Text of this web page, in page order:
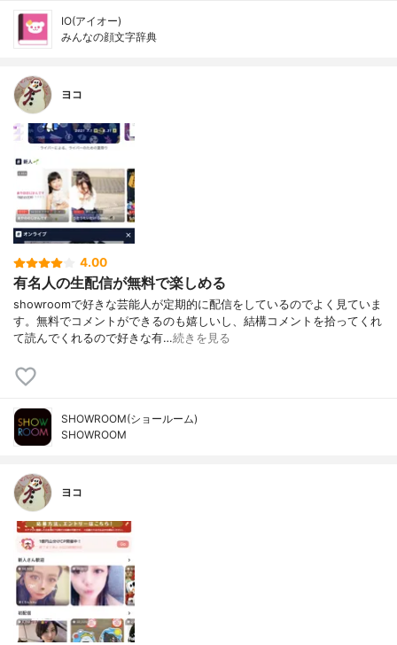
IO(アイオー)
みんなの顔文字辞典
ヨコ
4.00
有名人の生配信が無料で楽しめる
showroomで好きな芸能人が定期的に配信をしているのでよく見ていま
す。無料でコメントができるのも嬉しいし、結構コメントを拾ってくれ
て読んでくれるので好きな有…続きを見る
SHOWROOM(ショールーム)
SHOWROOM
ヨコ